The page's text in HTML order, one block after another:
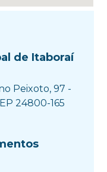
de Itaboraí
Peixoto, 97 -
24800-165